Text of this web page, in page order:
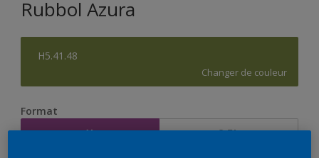
Rubbol Azura
H5.41.48
Changer de couleur
Format
1L 2,5L